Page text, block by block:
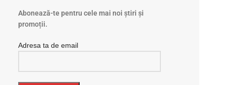
Abonează-te pentru cele mai noi știri și
promoții.
Adresa ta de email